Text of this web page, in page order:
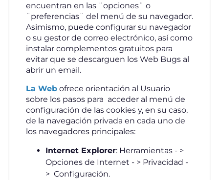
encuentran en las ¨opciones¨ o
¨preferencias¨ del menú de su navegador.
Asimismo, puede configurar su navegador
o su gestor de correo electrónico, así como
instalar complementos gratuitos para
evitar que se descarguen los Web Bugs al
abrir un email.
La Webofrece orientación al Usuario
sobre los pasos para acceder al menú de
configuración de las cookies y, en su caso,
de la navegación privada en cada uno de
los navegadores principales:
Internet Explorer: Herramientas - >
Opciones de Internet - > Privacidad -
> Configuración.